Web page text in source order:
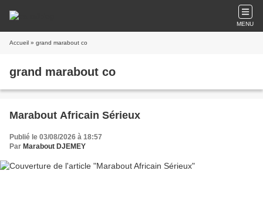
MENU
Accueil » grand marabout co
grand marabout co
Marabout Africain Sérieux
Publié le 03/08/2026 à 18:57
Par Marabout DJEMEY